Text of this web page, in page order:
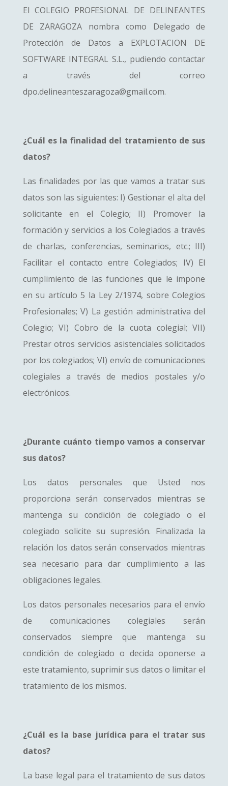
El COLEGIO PROFESIONAL DE DELINEANTES
DE ZARAGOZA nombra como Delegado de
Protección de Datos a EXPLOTACION DE
SOFTWARE INTEGRAL S.L., pudiendo contactar
a través del correo
dpo.delineanteszaragoza@gmail.com.
¿Cuál es la finalidad del tratamiento de sus
datos?
Las finalidades por las que vamos a tratar sus
datos son las siguientes: I) Gestionar el alta del
solicitante en el Colegio; II) Promover la
formación y servicios a los Colegiados a través
de charlas, conferencias, seminarios, etc.; III)
Facilitar el contacto entre Colegiados; IV) El
cumplimiento de las funciones que le impone
en su artículo 5 la Ley 2/1974, sobre Colegios
Profesionales; V) La gestión administrativa del
Colegio; VI) Cobro de la cuota colegial; VII)
Prestar otros servicios asistenciales solicitados
por los colegiados; VI) envío de comunicaciones
colegiales a través de medios postales y/o
electrónicos.
¿Durante cuánto tiempo vamos a conservar
sus datos?
Los datos personales que Usted nos
proporciona serán conservados mientras se
mantenga su condición de colegiado o el
colegiado solicite su supresión. Finalizada la
relación los datos serán conservados mientras
sea necesario para dar cumplimiento a las
obligaciones legales.
Los datos personales necesarios para el envío
de comunicaciones colegiales serán
conservados siempre que mantenga su
condición de colegiado o decida oponerse a
este tratamiento, suprimir sus datos o limitar el
tratamiento de los mismos.
¿Cuál es la base jurídica para el tratar sus
datos?
La base legal para el tratamiento de sus datos